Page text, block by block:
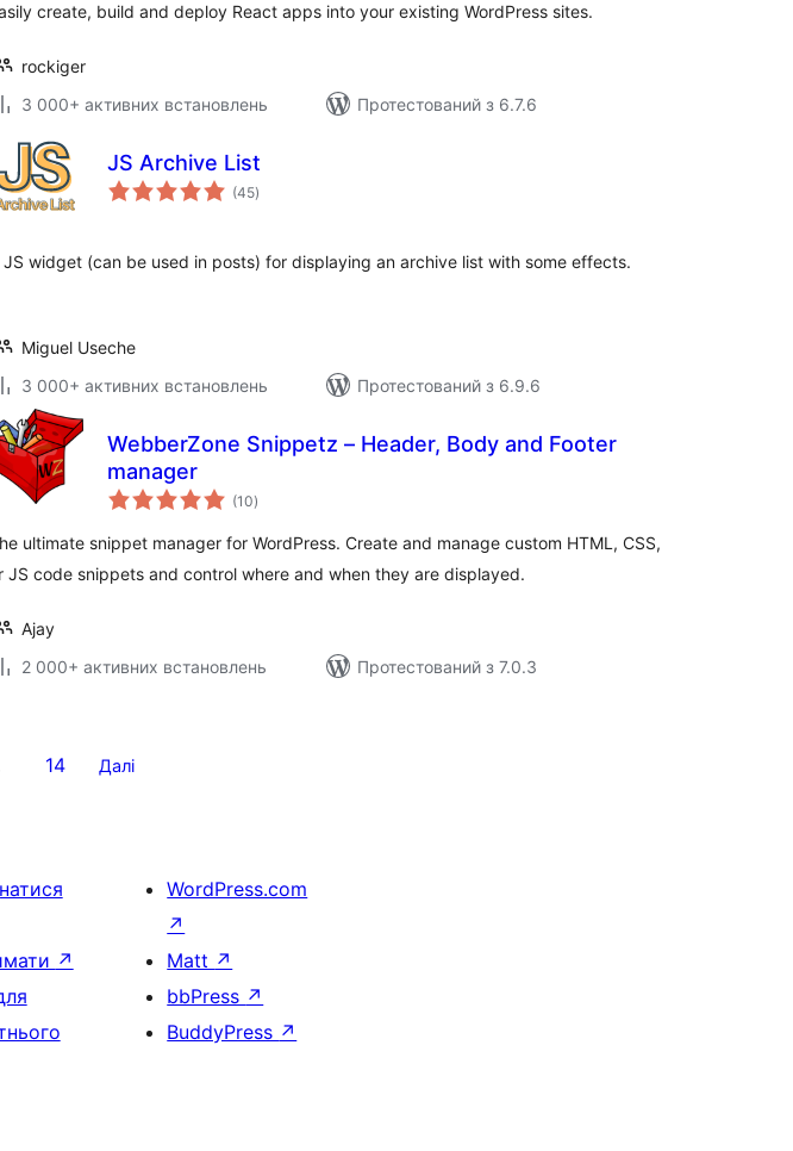
create, build and deploy React apps into your existing WordPress sites.
rockiger
3 000+ активних встановлень
Протестований з 6.7.6
JS Archive List
(45загальний
рейтинг
)
JS widget (can be used in posts) for displaying an archive list with some effects.
Miguel Useche
3 000+ активних встановлень
Протестований з 6.9.6
WebberZone Snippetz – Header, Body and Footer
manager
(10загальний
рейтинг
)
ultimate snippet manager for WordPress. Create and manage custom HTML, CSS,
JS code snippets and control where and when they are displayed.
Ajay
2 000+ активних встановлень
Протестований з 7.0.3
14 Далі
↗
WordPress.com
↗
Matt ↗
bbPress ↗
BuddyPress ↗